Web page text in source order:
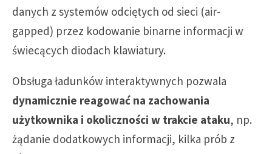
danych z systemów odciętych od sieci (air-
gapped) przez kodowanie binarne informacji w
świecących diodach klawiatury.
Obsługa ładunków interaktywnych pozwala
dynamicznie reagować na zachowania
użytkownika i okoliczności w trakcie ataku, np.
żądanie dodatkowych informacji, kilka prób z